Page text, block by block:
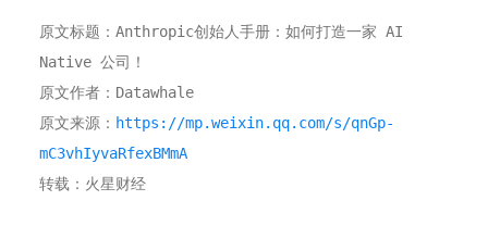
原文标题：Anthropic创始人手册：如何打造一家 AI
Native 公司！
原文作者：Datawhale
原文来源： https://mp.weixin.qq.com/s/qnGp-
mC3vhIyvaRfexBMmA
转载：火星财经